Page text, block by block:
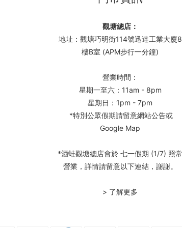
觀塘總店：
地址：觀塘巧明街114號迅達工業大廈8
樓B室 (APM步行一分鐘)
營業時間：
星期一至六：11am - 8pm
星期日：1pm - 7pm
*特別公眾假期請留意網站公告或
Google Map
*酒蛙觀塘總店會於 七一假期 (1/7) 照常
營業，詳情請留意以下連結，謝謝。
> 了解更多